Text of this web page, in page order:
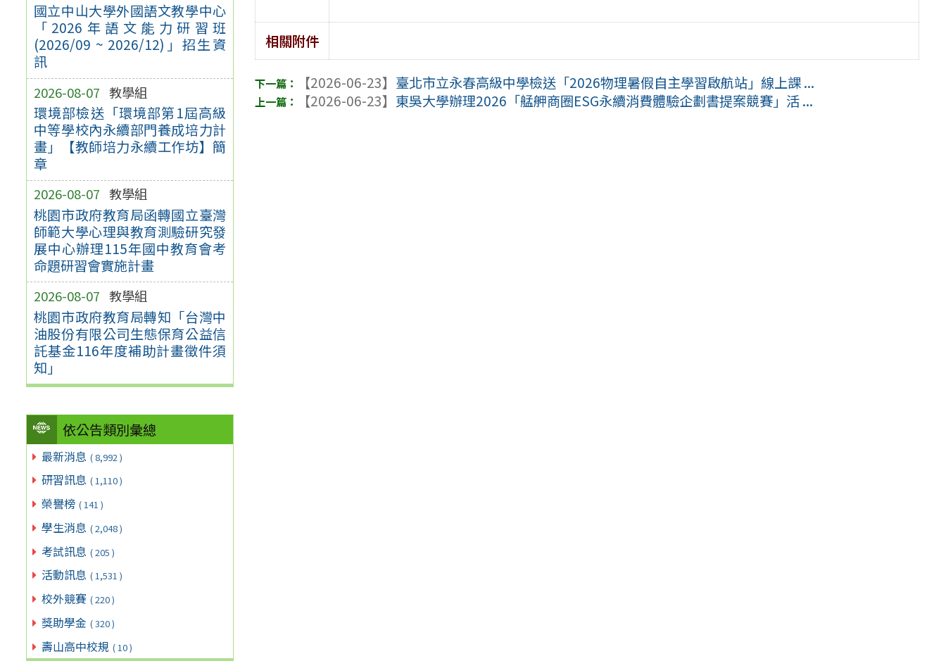
國立中山大學外國語文教學中心
「2026年語文能力研習班
(2026/09 ~ 2026/12)」招生資
訊
2026-08-07 教學組
環境部檢送「環境部第1屆高級
中等學校內永續部門養成培力計
畫」【教師培力永續工作坊】簡
章
2026-08-07 教學組
桃園市政府教育局函轉國立臺灣
師範大學心理與教育測驗研究發
展中心辦理115年國中教育會考
命題研習會實施計畫
2026-08-07 教學組
桃園市政府教育局轉知「台灣中
油股份有限公司生態保育公益信
託基金116年度補助計畫徵件須
知」
依公告類別彙總
最新消息 ( 8,992 )
研習訊息 ( 1,110 )
榮譽榜 ( 141 )
學生消息 ( 2,048 )
考試訊息 ( 205 )
活動訊息 ( 1,531 )
校外競賽 ( 220 )
獎助學金 ( 320 )
壽山高中校規 ( 10 )
相關附件
【2026-06-23】 臺北市立永春高級中學檢送「2026物理暑假自主學習啟航站」線上課 ...
【2026-06-23】 東吳大學辦理2026「艋舺商圈ESG永續消費體驗企劃書提案競賽」活 ...